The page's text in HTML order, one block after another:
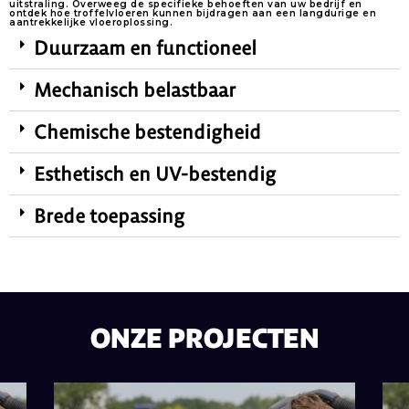
uitstraling. Overweeg de specifieke behoeften van uw bedrijf en
ontdek hoe troffelvloeren kunnen bijdragen aan een langdurige en
aantrekkelijke vloeroplossing.
Duurzaam en functioneel
Mechanisch belastbaar
Chemische bestendigheid
Esthetisch en UV-bestendig
Brede toepassing
ONZE PROJECTEN